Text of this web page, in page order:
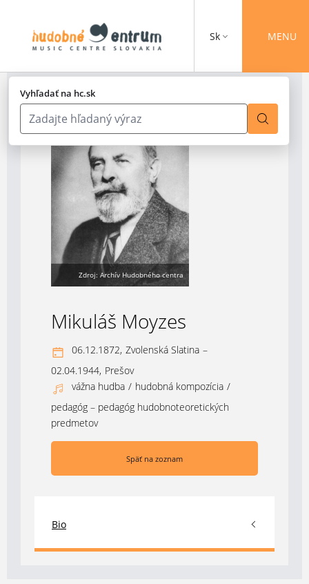
Vyhľadať na hc.sk
Sk MENU
Zdroj: Archív Hudobného centra
Mikuláš Moyzes
06.12.1872, Zvolenská Slatina –
02.04.1944, Prešov
vážna hudba / hudobná kompozícia /
pedagóg – pedagóg hudobnoteoretických
predmetov
Späť na zoznam
Bio